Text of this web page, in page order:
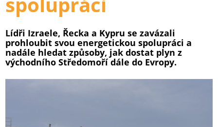
Lídři Izraele, Řecka a Kypru se zavázali
prohloubit svou energetickou spolupráci a
nadále hledat způsoby, jak dostat plyn z
východního Středomoří dále do Evropy.